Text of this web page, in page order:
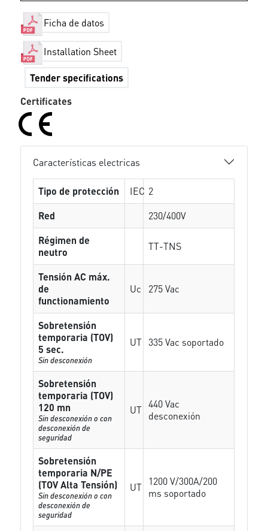
Ficha de datos
Installation Sheet
Tender specifications
Certificates
Características electricas
Tipo de protección IEC 2
Red
230/400V
Régimen de
neutro
TT-TNS
Tensión AC máx.
de
functionamiento
Uc 275 Vac
Sobretensión
temporaria (TOV)
5 sec.
Sin desconexión
UT 335 Vac soportado
Sobretensión
temporaria (TOV)
120 mn
Sin desconexión o con
desconexión de
seguridad
UT 440 Vac
desconexión
Sobretensión
temporaria N/PE
(TOV Alta Tensión)
Sin desconexión o con
desconexión de
seguridad
UT
1200 V/300A/200
ms soportado